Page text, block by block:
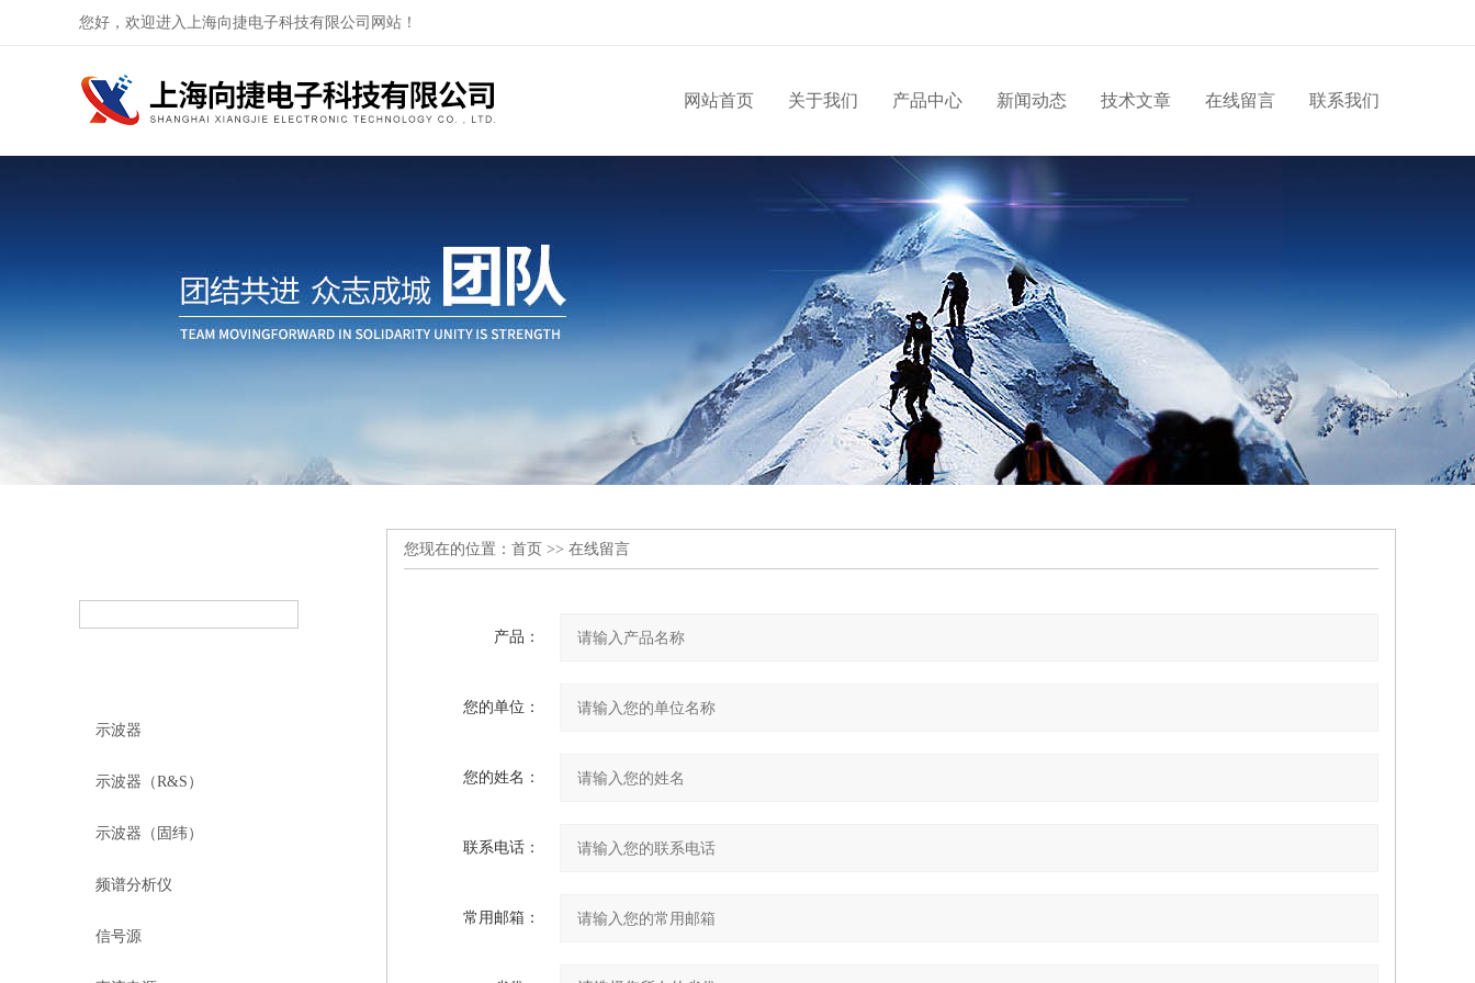
您好，欢迎进入上海向捷电子科技有限公司网站！
网站首页 关于我们 产品中心 新闻动态 技术文章 在线留言 联系我们
示波器
示波器（R&S）
示波器（固纬）
频谱分析仪
信号源
您现在的位置： 首页 >> 在线留言
产品：
您的单位：
您的姓名：
联系电话：
常用邮箱：